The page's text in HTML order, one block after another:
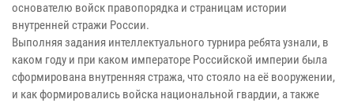
основателю войск правопорядка и страницам истории
внутренней стражи России.
Выполняя задания интеллектуального турнира ребята узнали, в
каком году и при каком императоре Российской империи была
сформирована внутренняя стража, что стояло на её вооружении,
и как формировались войска национальной гвардии, а также